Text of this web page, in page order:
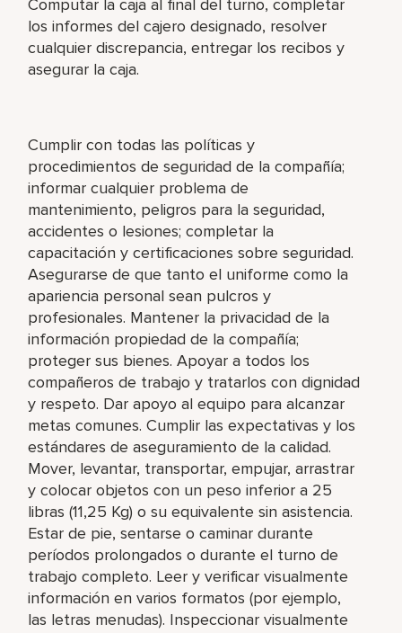
Computar la caja al final del turno, completar
los informes del cajero designado, resolver
cualquier discrepancia, entregar los recibos y
asegurar la caja.
Cumplir con todas las políticas y
procedimientos de seguridad de la compañía;
informar cualquier problema de
mantenimiento, peligros para la seguridad,
accidentes o lesiones; completar la
capacitación y certificaciones sobre seguridad.
Asegurarse de que tanto el uniforme como la
apariencia personal sean pulcros y
profesionales. Mantener la privacidad de la
información propiedad de la compañía;
proteger sus bienes. Apoyar a todos los
compañeros de trabajo y tratarlos con dignidad
y respeto. Dar apoyo al equipo para alcanzar
metas comunes. Cumplir las expectativas y los
estándares de aseguramiento de la calidad.
Mover, levantar, transportar, empujar, arrastrar
y colocar objetos con un peso inferior a 25
libras (11,25 Kg) o su equivalente sin asistencia.
Estar de pie, sentarse o caminar durante
períodos prolongados o durante el turno de
trabajo completo. Leer y verificar visualmente
información en varios formatos (por ejemplo,
las letras menudas). Inspeccionar visualmente